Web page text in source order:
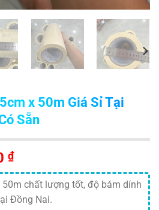
x 50m Giá Sỉ Tại
Sẵn
₫.
₫Giá
hiện
tại
là:
50m chất lượng tốt, độ bám dính
Đồng Nai.